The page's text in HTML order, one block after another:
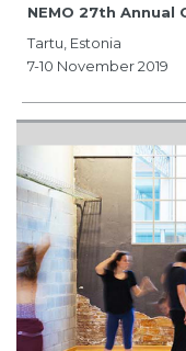
NEMO 27th Annual
Tartu, Estonia
7-10 November 2019